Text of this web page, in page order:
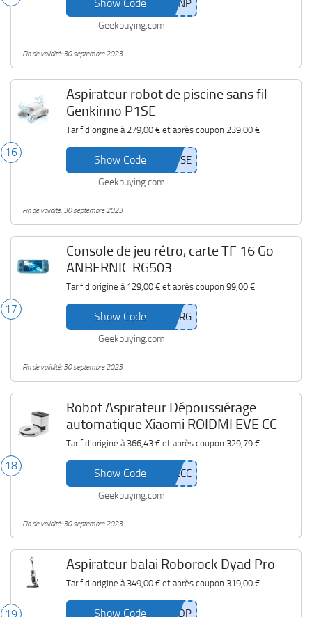
Show Code
Geekbuying.com
Fin de validité: 30 septembre 2023
16
Aspirateur robot de piscine sans fil
Genkinno P1SE
Tarif d'origine à 279,00 €et après coupon 239,00 €
Show Code
Geekbuying.com
Fin de validité: 30 septembre 2023
17
Console de jeu rétro, carte TF 16 Go
ANBERNIC RG503
Tarif d'origine à 129,00 €et après coupon 99,00 €
Show Code
Geekbuying.com
Fin de validité: 30 septembre 2023
18
Robot Aspirateur Dépoussiérage
automatique Xiaomi ROIDMI EVE CC
Tarif d'origine à 366,43 €et après coupon 329,79 €
Show Code
Geekbuying.com
Fin de validité: 30 septembre 2023
19
Aspirateur balai Roborock Dyad Pro
Tarif d'origine à 349,00 €et après coupon 319,00 €
Show Code